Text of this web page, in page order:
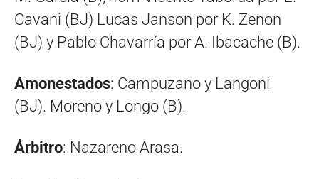
Cavani (BJ) Lucas Janson por K. Zenon
(BJ) y Pablo Chavarría por A. Ibacache (B).
Amonestados: Campuzano y Langoni
(BJ). Moreno y Longo (B).
Árbitro: Nazareno Arasa.